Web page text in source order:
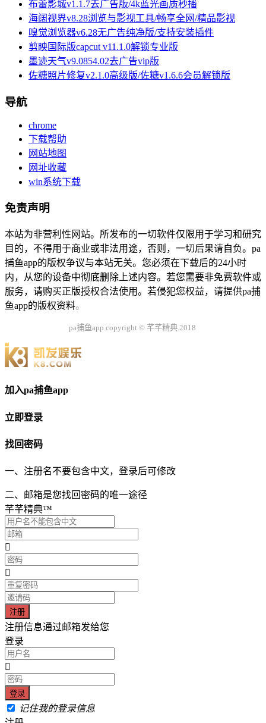
布蕾影城v1.1.7去广告版/4k蓝光画质秒播
海阔视界v8.28浏览与影视工具/畅享全网/精品影视
嗅觉浏览器v6.28无广告纯净版/支持安装插件
剪映国际版capcut v11.1.0解锁专业版
墨迹天气v9.0854.02去广告vip版
佐糖照片修复v2.1.0高级版/佐糖v1.6.6会员解锁版
导航
chrome
下载帮助
网站地图
网址收藏
win系统下载
免责声明
本站为非营利性网站。所发布的一切软件仅限用于学习和研究
目的，不得用于商业或非法用途，否则，一切后果请自负。pa
捕鱼app的版权争议与本站无关。您必须在下载后的24小时
内，从您的设备中彻底删除上述内容。若您需要非免费软件或
服务，请购买正版授权合法使用。若侵犯您权益，请提供pa捕
鱼app的版权资料。
pa捕鱼app copyright © 芊芊精典.2018
加入pa捕鱼app
立即登录
找回密码
一、注册名不要包含中文，登录后可修改
二、邮箱是您找回密码的唯一途径
芊芊精典™
注册信息通过邮箱发给您
登录
记住我的登录信息